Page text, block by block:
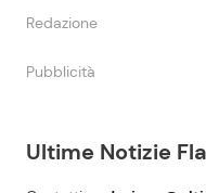
Ultime Notizie
Redazione
Pubblicità